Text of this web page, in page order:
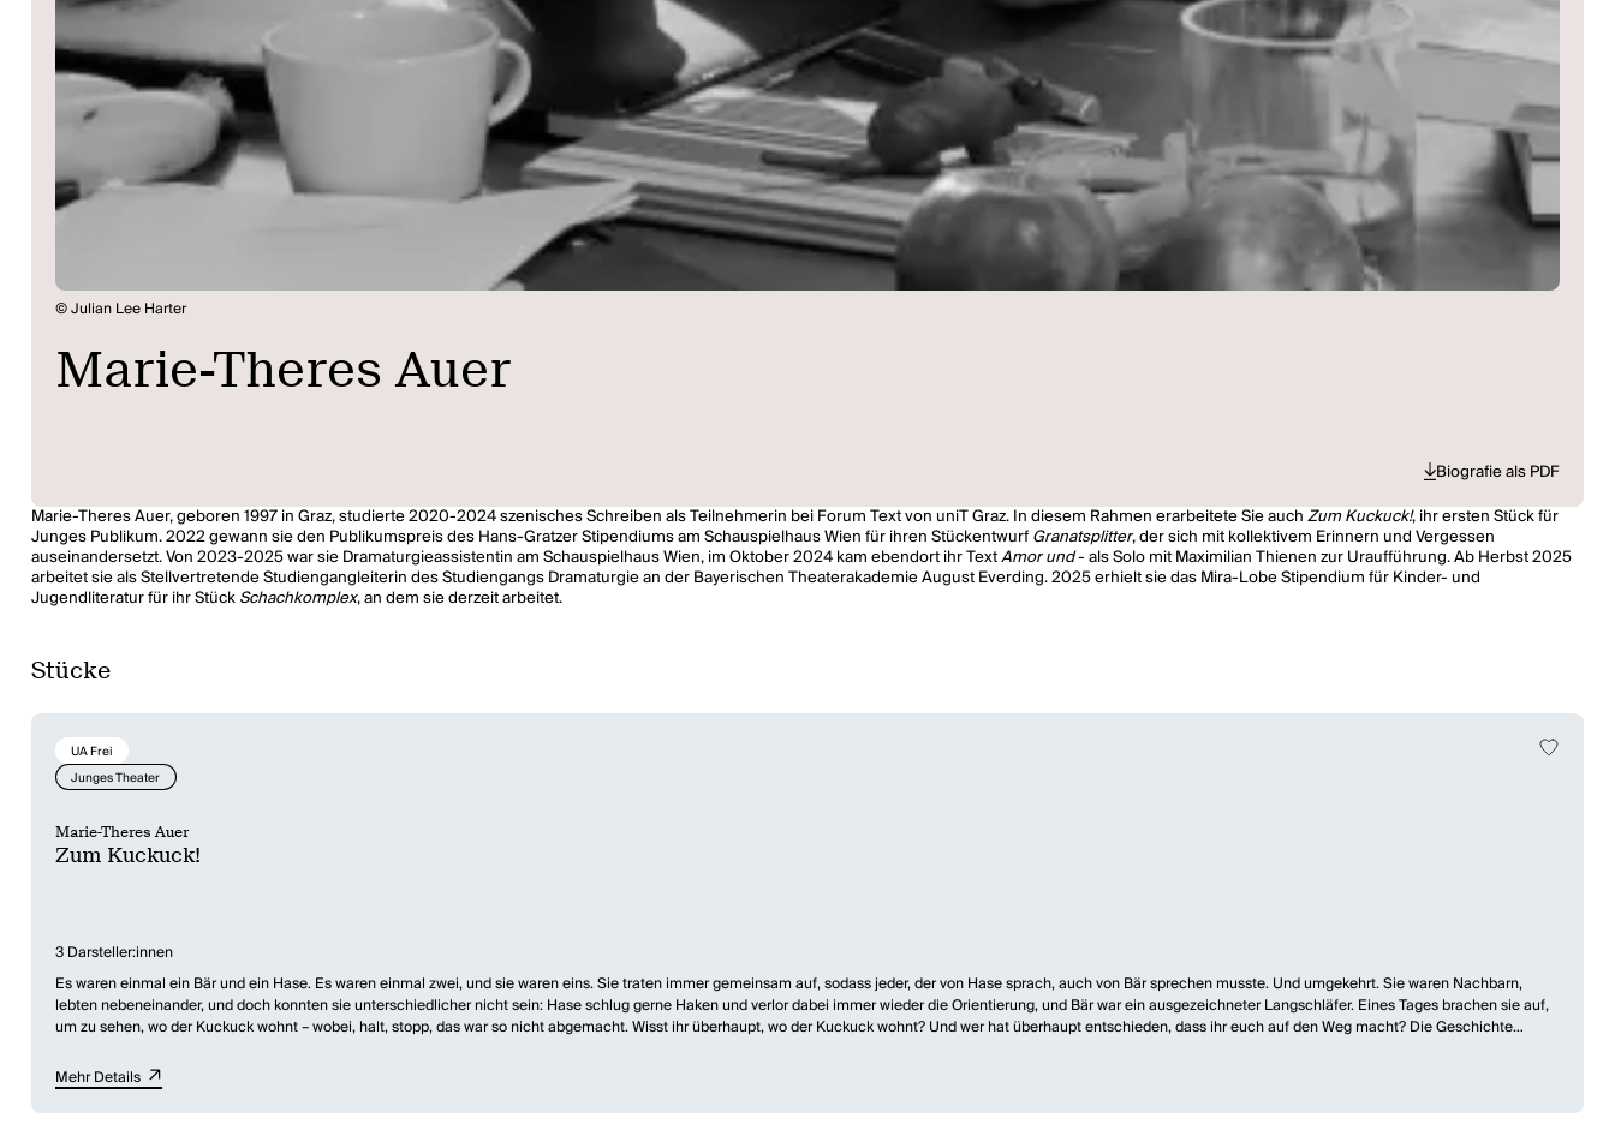
© Julian Lee Harter
Marie-Theres Auer
Biografie als PDF
Marie-Theres Auer, geboren 1997 in Graz, studierte 2020-2024 szenisches Schreiben als Teilnehmerin bei Forum Text von uniT Graz. In diesem Rahmen erarbeitete Sie auchZum Kuckuck!, ihr ersten Stück für
Junges Publikum. 2022 gewann sie den Publikumspreis des Hans-Gratzer Stipendiums am Schauspielhaus Wien für ihren StückentwurfGranatsplitter, der sich mit kollektivem Erinnern und Vergessen
auseinandersetzt. Von 2023-2025 war sie Dramaturgieassistentin am Schauspielhaus Wien, im Oktober 2024 kam ebendort ihr TextAmor und- als Solo mit Maximilian Thienen zur Uraufführung. Ab Herbst 2025
arbeitet sie als Stellvertretende Studiengangleiterin des Studiengangs Dramaturgie an der Bayerischen Theaterakademie August Everding. 2025 erhielt sie das Mira-Lobe Stipendium für Kinder- und
Jugendliteratur für ihr StückSchachkomplex, an dem sie derzeit arbeitet.
Stücke
UA Frei
Junges Theater
Marie-Theres Auer
Zum Kuckuck!
3 Darsteller:innen
Es waren einmal ein Bär und ein Hase. Es waren einmal zwei, und sie waren eins. Sie traten immer gemeinsam auf, sodass jeder, der von Hase sprach, auch von Bär sprechen musste. Und umgekehrt. Sie waren Nachbarn,
lebten nebeneinander, und doch konnten sie unterschiedlicher nicht sein: Hase schlug gerne Haken und verlor dabei immer wieder die Orientierung, und Bär war ein ausgezeichneter Langschläfer. Eines Tages brachen sie auf,
um zu sehen, wo der Kuckuck wohnt – wobei, halt, stopp, das war so nicht abgemacht. Wisst ihr überhaupt, wo der Kuckuck wohnt? Und wer hat überhaupt entschieden, dass ihr euch auf den Weg macht? Die Geschichte
Mehr Details